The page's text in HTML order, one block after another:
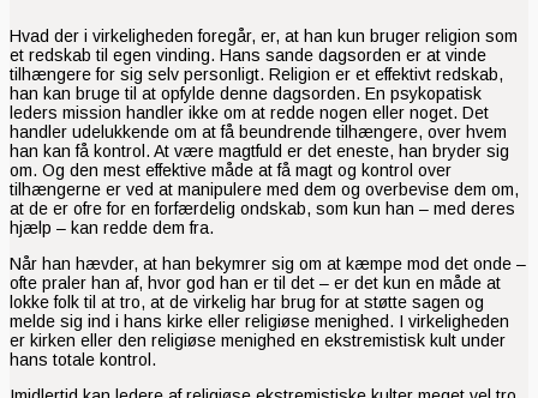
Hvad der i virkeligheden foregår, er, at han kun bruger religion som
et redskab til egen vinding. Hans sande dagsorden er at vinde
tilhængere for sig selv personligt. Religion er et effektivt redskab,
han kan bruge til at opfylde denne dagsorden. En psykopatisk
leders mission handler ikke om at redde nogen eller noget. Det
handler udelukkende om at få beundrende tilhængere, over hvem
han kan få kontrol. At være magtfuld er det eneste, han bryder sig
om. Og den mest effektive måde at få magt og kontrol over
tilhængerne er ved at manipulere med dem og overbevise dem om,
at de er ofre for en forfærdelig ondskab, som kun han – med deres
hjælp – kan redde dem fra.
Når han hævder, at han bekymrer sig om at kæmpe mod det onde –
ofte praler han af, hvor god han er til det – er det kun en måde at
lokke folk til at tro, at de virkelig har brug for at støtte sagen og
melde sig ind i hans kirke eller religiøse menighed. I virkeligheden
er kirken eller den religiøse menighed en ekstremistisk kult under
hans totale kontrol.